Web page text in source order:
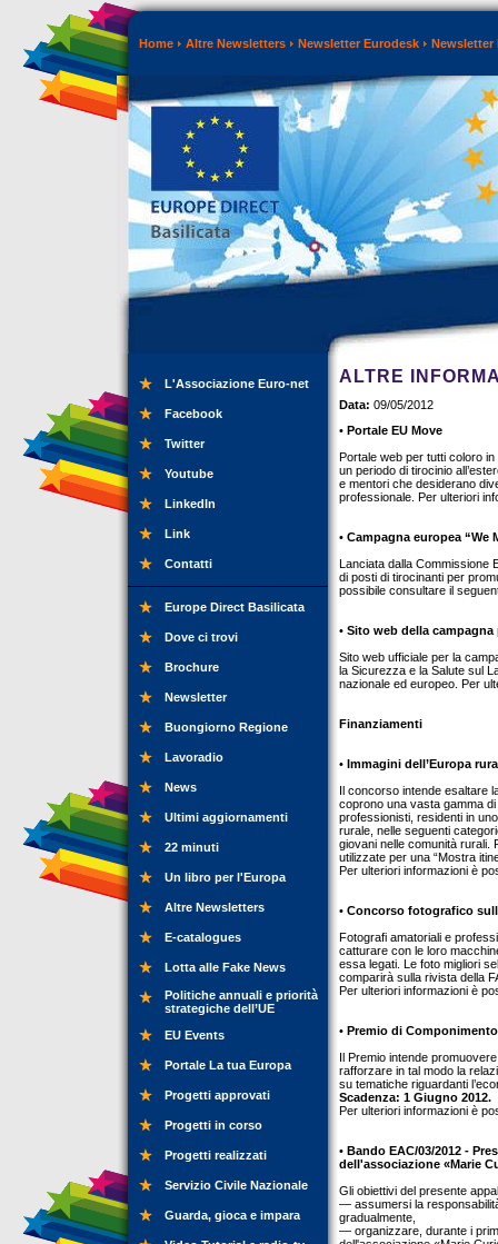
Home Altre Newsletters Newsletter Eurodesk Newsletter
L'Associazione Euro-net
Facebook
Twitter
Youtube
LinkedIn
Link
Contatti
Europe Direct Basilicata
Dove ci trovi
Brochure
Newsletter
Buongiorno Regione
Lavoradio
News
Ultimi aggiornamenti
22 minuti
Un libro per l'Europa
Altre Newsletters
E-catalogues
Lotta alle Fake News
Politiche annuali e priorità
strategiche dell’UE
EU Events
Portale La tua Europa
Progetti approvati
Progetti in corso
Progetti realizzati
Servizio Civile Nazionale
Guarda, gioca e impara
ALTRE
Data: 09/05/2012
• Portale EU Move
Portale web per tutti coloro
un periodo di tirocinio
e mentori che desiderano
professionale. Per ulteriori
• Campagna europea “We
Lanciata dalla Commissione
di posti di tirocinanti per
possibile consultare il
• Sito web della campagna
Sito web ufficiale per la
la Sicurezza e la Salute sul
nazionale ed europeo. Per
Finanziamenti
• Immagini dell’Europa
Il concorso intende esaltare
coprono una vasta gamma
professionisti, residenti in
rurale, nelle seguenti
giovani nelle comunità rurali.
utilizzate per una “Mostra
Per ulteriori informazioni è
• Concorso fotografico
Fotografi amatoriali e
catturare con le loro
essa legati. Le foto migliori
comparirà sulla rivista della
Per ulteriori informazioni è
• Premio di
Il Premio intende
rafforzare in tal modo la
su tematiche riguardanti
Scadenza: 1 Giugno 2012.
Per ulteriori informazioni è
• Bando EAC/03/2012 -
dell'associazione «Marie
Gli obiettivi del presente
— assumersi la
gradualmente,
— organizzare, durante i